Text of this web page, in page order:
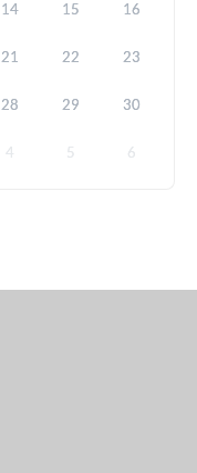
14 15 16
21 22 23
28 29 30
4 5 6